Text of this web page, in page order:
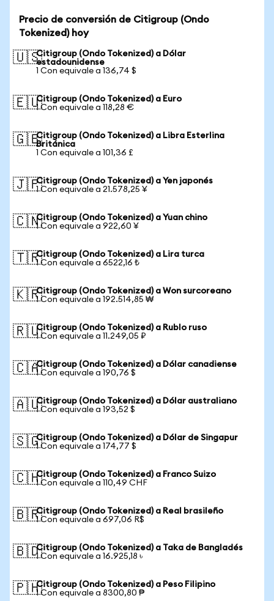
Precio de conversión de Citigroup (Ondo
Tokenized) hoy
🇺🇸Citigroup (Ondo Tokenized) a Dólar
estadounidense
1 Con equivale a 136,74 $
🇪🇺Citigroup (Ondo Tokenized) a Euro
1 Con equivale a 118,28 €
🇬🇧Citigroup (Ondo Tokenized) a Libra Esterlina
Británica
1 Con equivale a 101,36 £
🇯🇵Citigroup (Ondo Tokenized) a Yen japonés
1 Con equivale a 21.578,25 ¥
🇨🇳Citigroup (Ondo Tokenized) a Yuan chino
1 Con equivale a 922,60 ¥
🇹🇷Citigroup (Ondo Tokenized) a Lira turca
1 Con equivale a 6522,16 ₺
🇰🇷Citigroup (Ondo Tokenized) a Won surcoreano
1 Con equivale a 192.514,85 ₩
🇷🇺Citigroup (Ondo Tokenized) a Rublo ruso
1 Con equivale a 11.249,05 ₽
🇨🇦Citigroup (Ondo Tokenized) a Dólar canadiense
1 Con equivale a 190,76 $
🇦🇺Citigroup (Ondo Tokenized) a Dólar australiano
1 Con equivale a 193,52 $
🇸🇬Citigroup (Ondo Tokenized) a Dólar de Singapur
1 Con equivale a 174,77 $
🇨🇭Citigroup (Ondo Tokenized) a Franco Suizo
1 Con equivale a 110,49 CHF
🇧🇷Citigroup (Ondo Tokenized) a Real brasileño
1 Con equivale a 697,06 R$
🇧🇩Citigroup (Ondo Tokenized) a Taka de Bangladés
1 Con equivale a 16.925,18 ৳
🇵🇭Citigroup (Ondo Tokenized) a Peso Filipino
1 Con equivale a 8300,80 ₱